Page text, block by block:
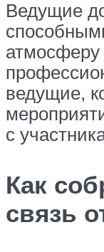
Ведущие
ведущие,
с
Как
связь